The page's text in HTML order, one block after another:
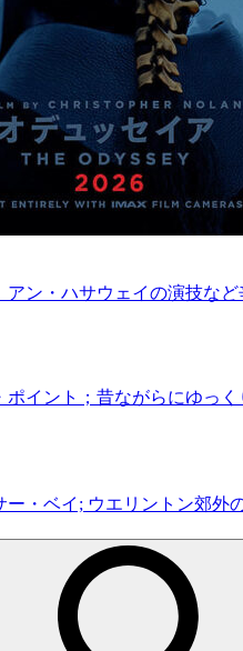
ン・ハサウェイの演技など
ポイント；昔ながらにゆっ
ー・ベイ; ウエリントン郊外